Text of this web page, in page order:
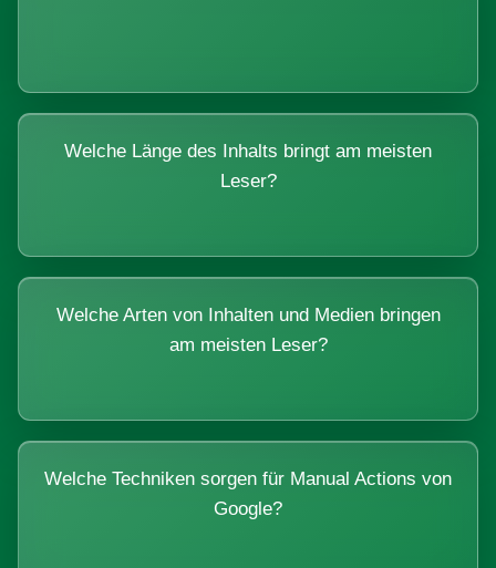
Welche Länge des Inhalts bringt am meisten
Leser?
Welche Arten von Inhalten und Medien bringen
am meisten Leser?
Welche Techniken sorgen für Manual Actions von
Google?